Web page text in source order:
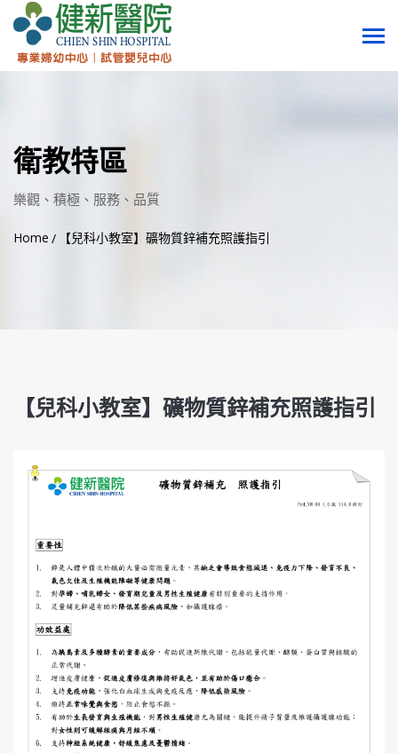
衛教特區
樂觀、積極、服務、品質
Home 【兒科小教室】礦物質鋅補充照護指引
【兒科小教室】礦物質鋅補充照護指引